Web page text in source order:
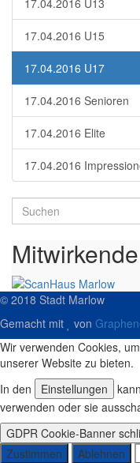
17.04.2016 U13
17.04.2016 U15
17.04.2016 U17
17.04.2016 Senioren
17.04.2016 Elite
17.04.2016
Search
for:
Mitwirkende
© 2018 Stadt Marlow
Gemacht mit
von
Wir verwenden Cookies,
unserer Website zu bieten.
In den
Einstellungen
verwenden oder sie
GDPR Cookie-Banner
Zustimmen
Ablehnen